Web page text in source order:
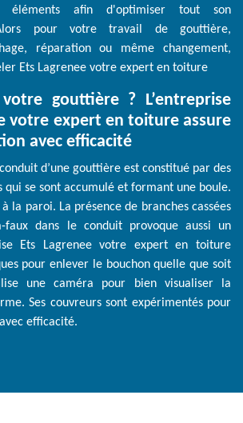
éléments afin d'optimiser tout son
pour votre travail de gouttière,
réparation ou même changement,
Ets Lagrenee votre expert en toiture
gouttière ? L’entreprise
votre expert en toiture assure
avec efficacité
d’une gouttière est constitué par des
qui se sont accumulé et formant une boule.
la paroi. La présence de branches cassées
faux dans le conduit provoque aussi un
Ets Lagrenee votre expert en toiture
pour enlever le bouchon quelle que soit
une caméra pour bien visualiser la
Ses couvreurs sont expérimentés pour
efficacité.